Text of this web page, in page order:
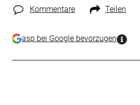
Kommentare Teilen
asp bei Google bevorzugen